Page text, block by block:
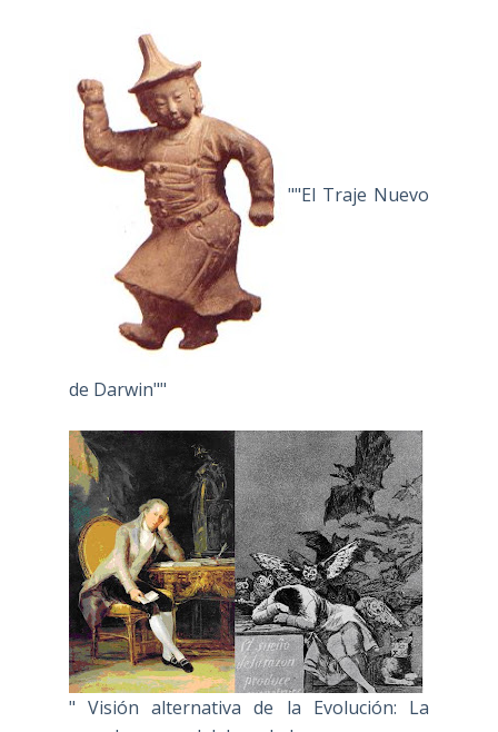
""El Traje Nuevo
de Darwin""
" Visión alternativa de la Evolución: La